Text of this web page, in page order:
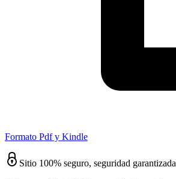
Formato Pdf y Kindle
Sitio 100% seguro, seguridad garantizada